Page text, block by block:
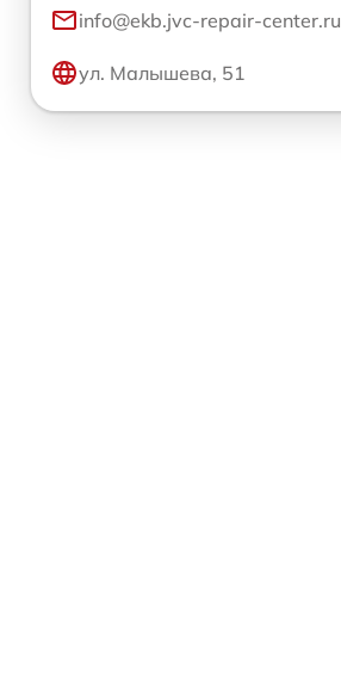
info@ekb.jvc-repair-center.ru
ул. Малышева, 51